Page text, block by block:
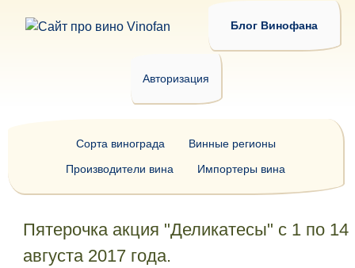
Блог Винофана
Авторизация
Пятерочка акция "Деликатесы" с 1 по 14
августа 2017 года.
Сорта винограда
Винные регионы
Производители вина
Импортеры вина